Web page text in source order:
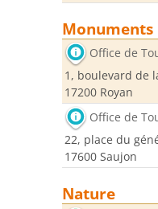
Monuments
Office de
1, boulevard de
17200 Royan
Office de
22, place du
17600 Saujon
Nature